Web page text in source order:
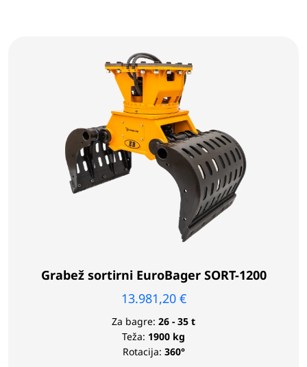
Grabež sortirni EuroBager SORT-1200
13.981,20 €
Za bagre: 26 - 35 t
Teža: 1900 kg
Rotacija: 360°